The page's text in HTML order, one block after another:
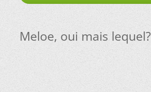
Meloe, oui mais lequel?